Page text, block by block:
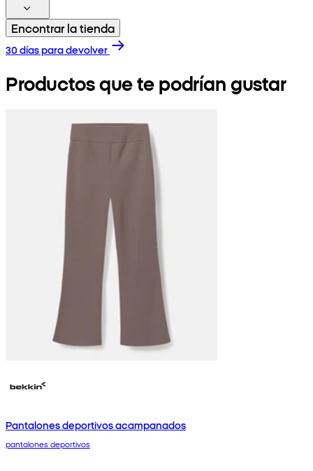
Encontrar la tienda
30 días para devolver
Productos que te podrían gustar
Pantalones deportivos acampanados
pantalones deportivos